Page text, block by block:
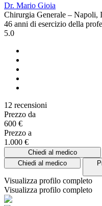
Dr. Mario Gioia
Chirurgia Generale – Napoli,
46 anni di esercizio della
5.0
12 recensioni
Prezzo da
600 €
Prezzo a
1.000 €
Chiedi al medico
Chiedi al medico
Visualizza profilo completo
Visualizza profilo completo